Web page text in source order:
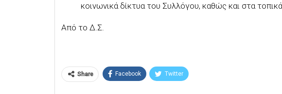
κοινωνικά δίκτυα του Συλλόγου, καθώς και στα
Από το Δ.Σ.
Share Facebook Twitter